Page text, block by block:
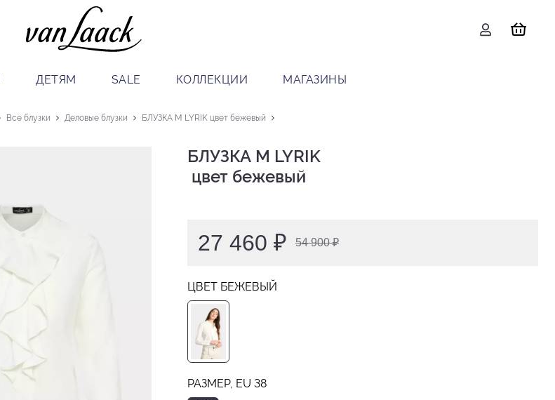
ДЕТЯМ SALE КОЛЛЕКЦИИ МАГАЗИНЫ
Все блузки Деловые блузки БЛУЗКА M LYRIK цвет бежевый
БЛУЗКА M LYRIK
цвет бежевый
27 460 ₽ 54 900 ₽
ЦВЕТ БЕЖЕВЫЙ
РАЗМЕР, EU 38